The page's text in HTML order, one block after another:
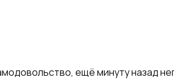
ещё минуту назад